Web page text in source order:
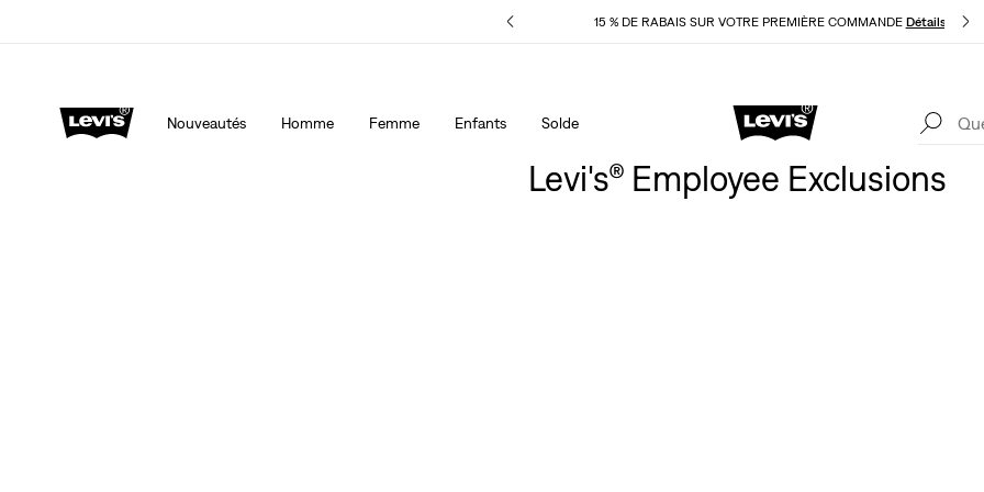
15 % DE RABAIS SUR VOTRE PREMIÈRE COMMANDE Détails
40 % DE RABAIS ADDITIONNEL SUR LES SOLDES. Appliqué
Nouveautés Homme Femme Enfants Solde40 % DE RABAIS ADDITIONNEL SUR LES SOLDES. Appliqué
automatiquement à la caisse.
Détails
Levi's® Employee Exclusions